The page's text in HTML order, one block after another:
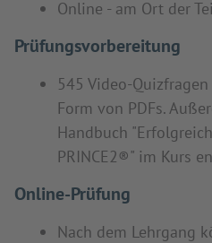
Online - am Ort der
Prüfungsvorbereitung
545 Video-
Form von PDFs.
Handbuch
PRINCE2®" im Kurs
Online-Prüfung
Nach dem Lehrgang